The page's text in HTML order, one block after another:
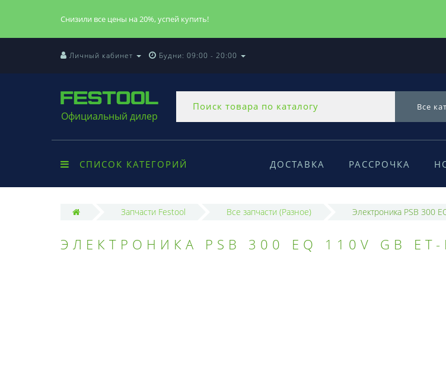
Снизили все цены на 20%, успей купить!
Личный кабинет Будни: 09:00 - 20:00
Официальный дилер
Все
СПИСОК КАТЕГОРИЙ ДОСТАВКА РАССРОЧКА
Запчасти Festool Все запчасти (Разное) Электроника PSB 300
ЭЛЕКТРОНИКА PSB 300 EQ 110V GB ET-